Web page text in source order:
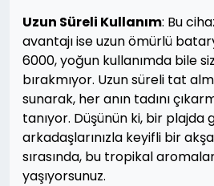
Uzun Süreli Kullanım: Bu
avantajı ise uzun ömürlü
6000, yoğun kullanımda bile
bırakmıyor. Uzun süreli tat
sunarak, her anın tadını
tanıyor. Düşünün ki, bir plajda
arkadaşlarınızla keyifli bir
sırasında, bu tropikal
yaşıyorsunuz.